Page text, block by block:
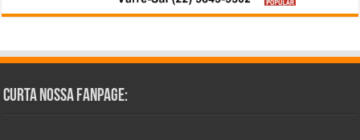
Curta Nossa Fanpage: